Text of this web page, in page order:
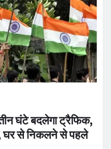
घंटे बदलेगा ट्रैफिक,
घर से निकलने से पहले